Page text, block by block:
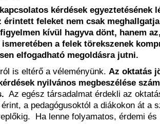
kérdések egyeztetésének
érintett feleket nem csak
kívül hagyva dönt, hanem
ismeretében a felek törekszenek
elfogadható megoldásra jutni.
is eltérő a véleményünk. Az oktatás
nyilvános megbeszélése
Az egész társadalmat érdekli az
a pedagógusoktól a diákokon át a
Ha lenne folyamatos, érdemi és